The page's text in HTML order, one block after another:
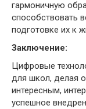
гармоничную
способствовать
подготовке их к
Заключение:
Цифровые
для школ, делая
интересным,
успешное